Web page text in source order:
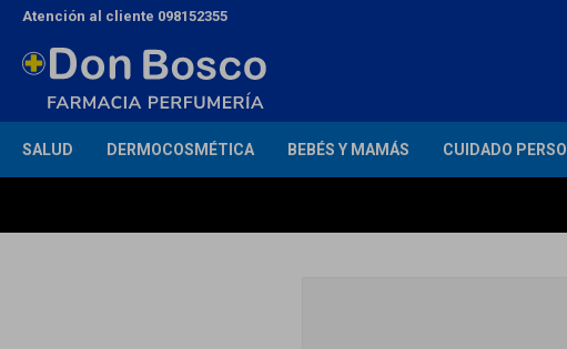
SALUD DERMOCOSMÉTICA BEBÉS Y MAMÁS CUIDADO
Atención al cliente 098152355